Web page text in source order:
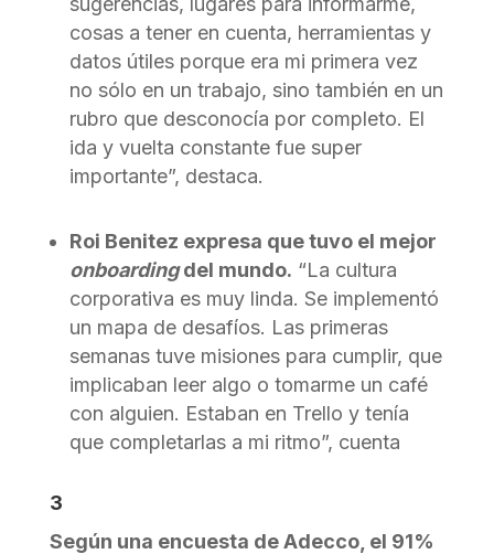
cosas a tener en cuenta, herramientas y
datos útiles porque era mi primera vez
no sólo en un trabajo, sino también en un
rubro que desconocía por completo. El
ida y vuelta constante fue super
importante”, destaca.
Roi Benitez expresa que tuvo el mejor
onboardingdel mundo. “La cultura
corporativa es muy linda. Se implementó
un mapa de desafíos. Las primeras
semanas tuve misiones para cumplir, que
implicaban leer algo o tomarme un café
con alguien. Estaban en Trello y tenía
que completarlas a mi ritmo”, cuenta
3
Según una encuesta de Adecco, el 91%